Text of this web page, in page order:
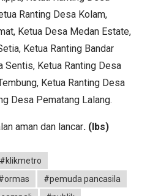
Ranting Desa Kolam,
Ketua Desa Medan Estate,
Ketua Ranting Bandar
Sentis, Ketua Ranting Desa
Ketua Ranting Desa
Desa Pematang Lalang.
aman dan lancar. (lbs)
#klikmetro
#pemuda pancasila